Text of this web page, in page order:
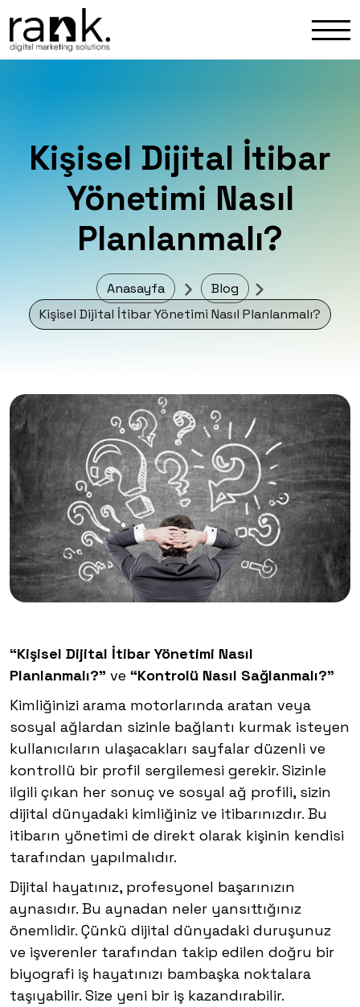
Kişisel Dijital İtibar
Yönetimi Nasıl
Planlanmalı?
Anasayfa
Blog
Kişisel Dijital İtibar Yönetimi Nasıl Planlanmalı?
“Kişisel Dijital İtibar Yönetimi Nasıl
Planlanmalı?” ve “Kontrolü Nasıl Sağlanmalı?”
Kimliğinizi arama motorlarında aratan veya
sosyal ağlardan sizinle bağlantı kurmak isteyen
kullanıcıların ulaşacakları sayfalar düzenli ve
kontrollü bir profil sergilemesi gerekir. Sizinle
ilgili çıkan her sonuç ve sosyal ağ profili, sizin
dijital dünyadaki kimliğiniz ve itibarınızdır. Bu
itibarın yönetimi de direkt olarak kişinin kendisi
tarafından yapılmalıdır.
Dijital hayatınız, profesyonel başarınızın
aynasıdır. Bu aynadan neler yansıttığınız
önemlidir. Çünkü dijital dünyadaki duruşunuz
ve işverenler tarafından takip edilen doğru bir
biyografi iş hayatınızı bambaşka noktalara
taşıyabilir. Size yeni bir iş kazandırabilir.